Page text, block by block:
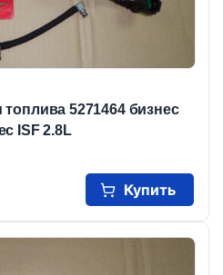
5271464 бизнес
ISF 2.8L
Купить